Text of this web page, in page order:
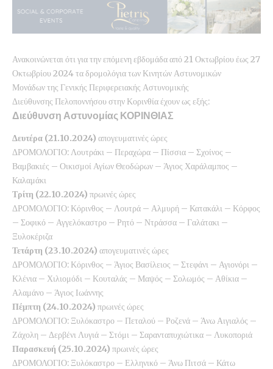
Ανακοινώνεται ότι για την επόμενη εβδομάδα από 21 Οκτωβρίου έως 27
Οκτωβρίου 2024 τα δρομολόγια των Κινητών Αστυνομικών
Μονάδων της Γενικής Περιφερειακής Αστυνομικής
Διεύθυνσης Πελοποννήσου στην Κορινθία έχουν ως εξής:
Διεύθυνση Αστυνομίας ΚΟΡΙΝΘΙΑΣ
Δευτέρα (21.10.2024) απογευματινές ώρες
ΔΡΟΜΟΛΟΓΙΟ: Λουτράκι – Περαχώρα – Πίσσια – Σχοίνος –
Βαμβακιές – Οικισμοί Αγίων Θεοδώρων – Άγιος Χαράλαμπος –
Καλαμάκι
Τρίτη (22.10.2024) πρωινές ώρες
ΔΡΟΜΟΛΟΓΙΟ: Κόρινθος – Λουτρά – Αλμυρή – Κατακάλι – Κόρφος
– Σοφικό – Αγγελόκαστρο – Ρητό – Ντράσσα – Γαλάτακι –
Ξυλοκέριζα
Τετάρτη (23.10.2024) απογευματινές ώρες
ΔΡΟΜΟΛΟΓΙΟ: Κόρινθος – Άγιος Βασίλειος – Στεφάνι – Αγιονόρι –
Κλένια – Χιλιομόδι – Κουταλάς – Μαψός – Σολωμός – Αθίκια –
Αλαμάνο – Άγιος Ιωάννης
Πέμπτη (24.10.2024) πρωινές ώρες
ΔΡΟΜΟΛΟΓΙΟ: Ξυλόκαστρο – Πεταλού – Ροζενά – Άνω Αιγιαλός –
Ζάχολη – Δερβένι Λυγιά – Στόμι – Σαρανταπυχιώτικα – Λυκοποριά
Παρασκευή (25.10.2024) πρωινές ώρες
ΔΡΟΜΟΛΟΓΙΟ: Ξυλόκαστρο – Ελληνικό – Άνω Πιτσά – Κάτω